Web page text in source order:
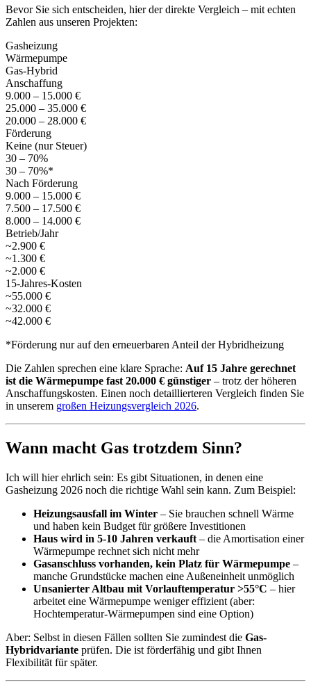
Bevor Sie sich entscheiden, hier der direkte Vergleich – mit echten
Zahlen aus unseren Projekten:
Gasheizung
Wärmepumpe
Gas-Hybrid
Anschaffung
9.000 – 15.000 €
25.000 – 35.000 €
20.000 – 28.000 €
Förderung
Keine (nur Steuer)
30 – 70%
30 – 70%*
Nach Förderung
9.000 – 15.000 €
7.500 – 17.500 €
8.000 – 14.000 €
Betrieb/Jahr
~2.900 €
~1.300 €
~2.000 €
15-Jahres-Kosten
~55.000 €
~32.000 €
~42.000 €
*Förderung nur auf den erneuerbaren Anteil der Hybridheizung
Die Zahlen sprechen eine klare Sprache: Auf 15 Jahre gerechnet
ist die Wärmepumpe fast 20.000 € günstiger – trotz der höheren
Anschaffungskosten. Einen noch detaillierteren Vergleich finden Sie
in unserem großen Heizungsvergleich 2026.
Wann macht Gas trotzdem Sinn?
Ich will hier ehrlich sein: Es gibt Situationen, in denen eine
Gasheizung 2026 noch die richtige Wahl sein kann. Zum Beispiel:
Heizungsausfall im Winter – Sie brauchen schnell Wärme
und haben kein Budget für größere Investitionen
Haus wird in 5-10 Jahren verkauft – die Amortisation einer
Wärmepumpe rechnet sich nicht mehr
Gasanschluss vorhanden, kein Platz für Wärmepumpe –
manche Grundstücke machen eine Außeneinheit unmöglich
Unsanierter Altbau mit Vorlauftemperatur >55°C – hier
arbeitet eine Wärmepumpe weniger effizient (aber:
Hochtemperatur-Wärmepumpen sind eine Option)
Aber: Selbst in diesen Fällen sollten Sie zumindest die Gas-
Hybridvariante prüfen. Die ist förderfähig und gibt Ihnen
Flexibilität für später.